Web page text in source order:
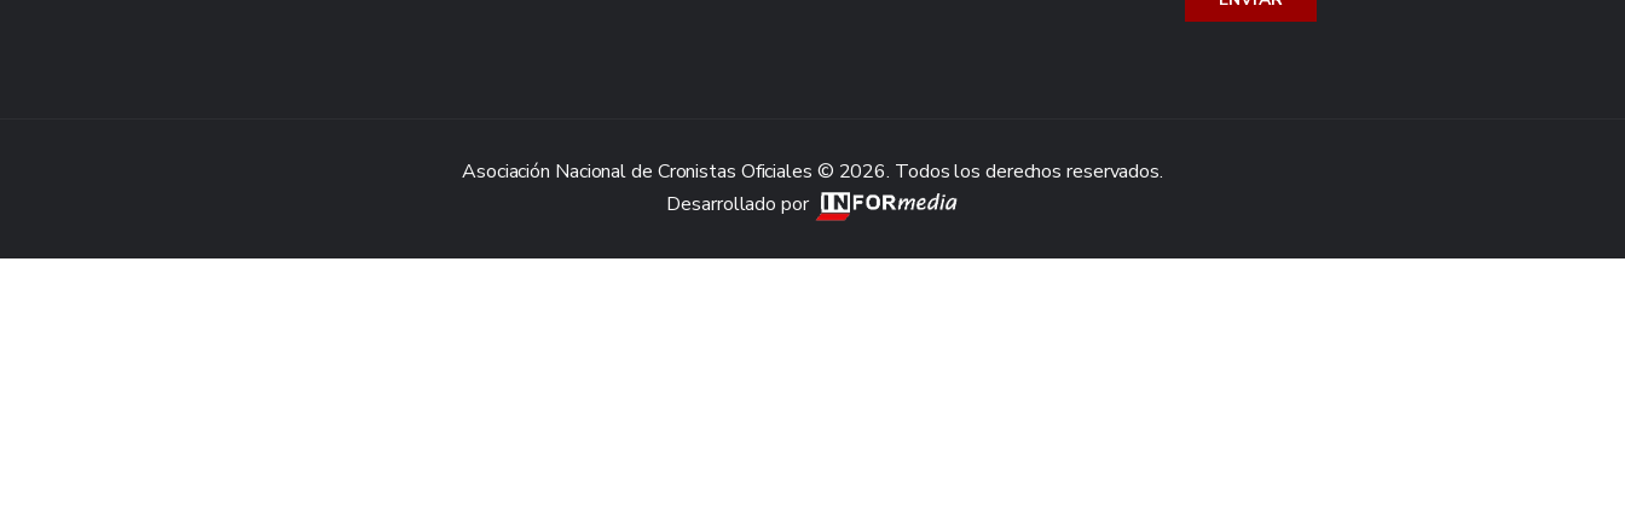
Asociación Nacional de Cronistas Oficiales © 2026. Todos los derechos reservados.
Desarrollado por